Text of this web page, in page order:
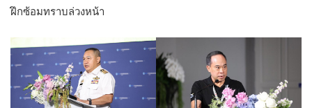
ฝึกซ้อมทราบล่วงหน้า